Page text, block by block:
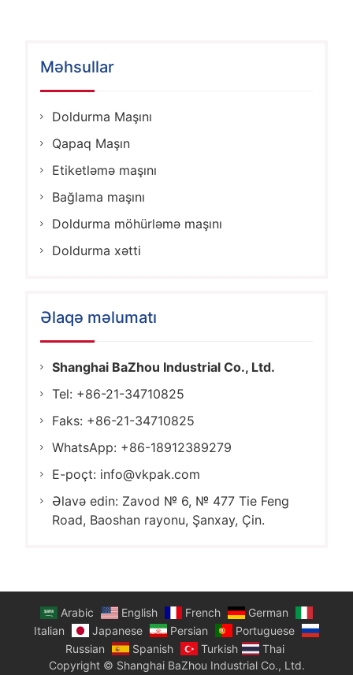
Məhsullar
Doldurma Maşını
Qapaq Maşın
Etiketləmə maşını
Bağlama maşını
Doldurma möhürləmə maşını
Doldurma xətti
Əlaqə məlumatı
Shanghai BaZhou Industrial Co., Ltd.
Tel: +86-21-34710825
Faks: +86-21-34710825
WhatsApp: +86-18912389279
E-poçt: info@vkpak.com
Əlavə edin: Zavod № 6, № 477 Tie Feng
Road, Baoshan rayonu, Şanxay, Çin.
Arabic English French
German
Italian
Japanese Persian
Portuguese
Russian
Spanish Turkish
Thai
Copyright © Shanghai BaZhou Industrial Co., Ltd.